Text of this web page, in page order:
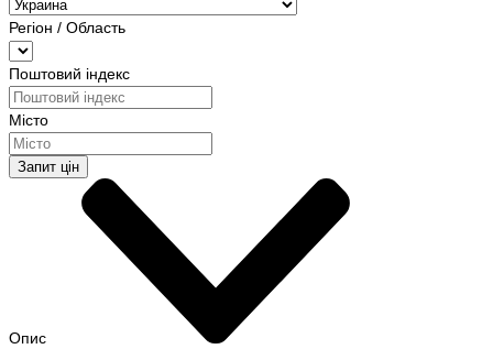
Регіон / Область
Поштовий індекс
Місто
Запит цін
Опис